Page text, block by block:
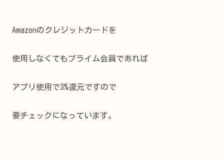
Amazonのクレジットカードを
使用しなくてもプライム会員であれば
アプリ使用で3%還元ですので
要チェックになっています。